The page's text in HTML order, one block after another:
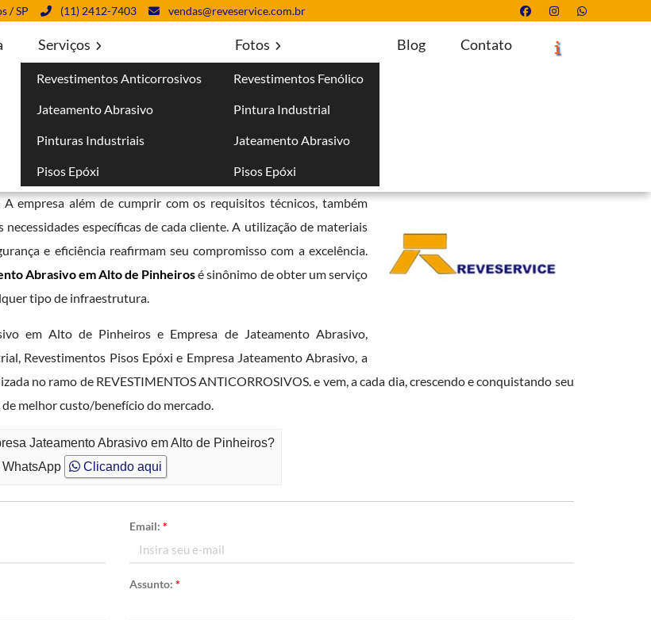
/ SP (11) 2412-7403 vendas@reveservice.com.br
Serviços
Revestimentos Anticorrosivos
Jateamento Abrasivo
Pinturas Industriais
Pisos Epóxi
Fotos
Revestimentos Fenólico
Pintura Industrial
Jateamento Abrasivo
Pisos Epóxi
Blog Contato
Pinheiros Solicite um Orçamento
e pintura industrial garante a seus clientes a confiança
empresa além de cumprir com os requisitos técnicos, também
específicas de cada cliente. A utilização de materiais
e eficiência reafirmam seu compromisso com a excelência.
Abrasivo em Alto de Pinheirosé sinônimo de obter um serviço
tipo de infraestrutura.
em Alto de Pinheiros e Empresa de Jateamento Abrasivo,
Revestimentos Pisos Epóxi e Empresa Jateamento Abrasivo, a
no ramo de REVESTIMENTOS ANTICORROSIVOS. e vem, a cada dia, crescendo e conquistando seu
melhor custo/benefício do mercado.
Jateamento Abrasivo em Alto de Pinheiros?
Clicando aqui
Email: *
Assunto: *